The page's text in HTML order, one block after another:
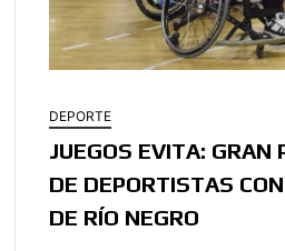
DEPORTE
JUEGOS EVITA: GRAN
DE DEPORTISTAS
DE RÍO NEGRO